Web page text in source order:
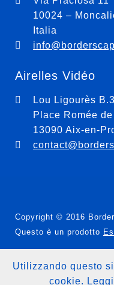
10024 –
Italia
Airelles Vidéo
Lou Ligourès
Place Romée
13090 Aix-en-
Copyright © 2016
Questo è un prodotto
Utilizzando questo
cookie.